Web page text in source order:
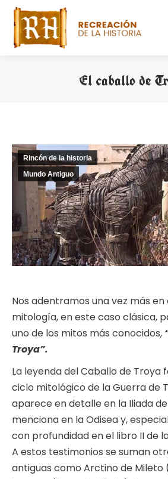
El caballo de
Rincón de la historia
Mundo Antiguo
Nos adentramos una vez más
mitología, en este caso clásica,
uno de los mitos más conocidos,
Troya”.
La leyenda del Caballo de
ciclo mitológico de la Guerra de
aparece en detalle en la Iliada
menciona en la Odisea y,
con profundidad en el libro II de
A estos testimonios se suman
antiguas como Arctino de Mileto